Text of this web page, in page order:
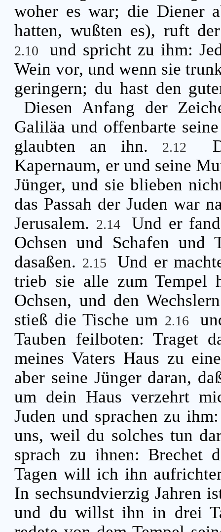
woher es war; die Diener
hatten, wußten es), ruft
2.10
und spricht zu ihm:
Wein vor, und wenn sie
geringern; du hast den
Diesen Anfang der
Galiläa und offenbarte
glaubten an ihn.
2.12
Kapernaum, er und seine
Jünger, und sie blieben
das Passah der Juden war
Jerusalem. 2.14
Und er
Ochsen und Schafen und
dasaßen. 2.15
Und er
trieb sie alle zum Tempel
Ochsen, und den
stieß die Tische um 2.16
Tauben feilboten: Traget
meines Vaters Haus zu
aber seine Jünger daran,
um dein Haus verzehrt
Juden und sprachen zu
uns, weil du solches tun
sprach zu ihnen: Brechet
Tagen will ich ihn
In sechsundvierzig Jahren
und du willst ihn in drei